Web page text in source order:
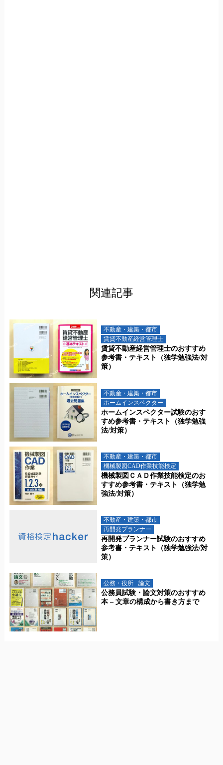
関連記事
不動産・建築・都市
賃貸不動産経営管理士
賃貸不動産経営管理士のおすすめ
参考書・テキスト（独学勉強法/対
策）
不動産・建築・都市
ホームインスペクター
ホームインスペクター試験のおす
すめ参考書・テキスト（独学勉強
法/対策）
不動産・建築・都市
機械製図CAD作業技能検定
機械製図ＣＡＤ作業技能検定のお
すすめ参考書・テキスト（独学勉
強法/対策）
不動産・建築・都市
再開発プランナー
再開発プランナー試験のおすすめ
参考書・テキスト（独学勉強法/対
策）
公務・役所 論文
公務員試験・論文対策のおすすめ
本 – 文章の構成から書き方まで